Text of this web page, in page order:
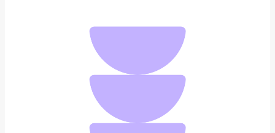
Браслет из серебра Yahont